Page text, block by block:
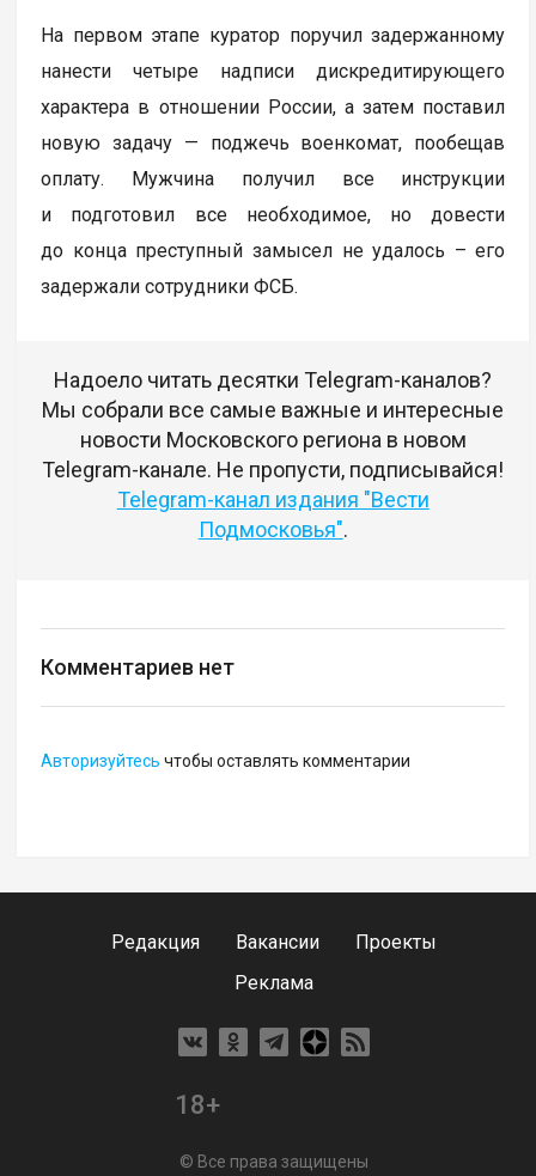
На первом этапе куратор поручил задержанному
нанести четыре надписи дискредитирующего
характера в отношении России, а затем поставил
новую задачу — поджечь военкомат, пообещав
оплату. Мужчина получил все инструкции
и подготовил все необходимое, но довести
до конца преступный замысел не удалось – его
задержали сотрудники ФСБ.
Надоело читать десятки Telegram-каналов?
Мы собрали все самые важные и интересные
новости Московского региона в новом
Telegram-канале. Не пропусти, подписывайся!
Telegram-канал издания "Вести
Подмосковья".
Комментариев нет
Авторизуйтесь чтобы оставлять комментарии
Редакция Вакансии
Проекты
Реклама
18+
© Все права защищены